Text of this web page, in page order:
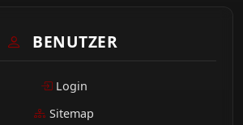
BENUTZER
Login
Sitemap